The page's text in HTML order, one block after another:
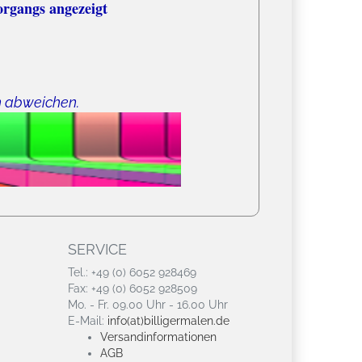
angezeigt
SERVICE
Tel.: +49 (0) 6052 928469
Fax: +49 (0) 6052 928509
Mo. - Fr. 09.00 Uhr - 16.00 Uhr
E-Mail: info(at)billigermalen.de
Versandinformationen
AGB